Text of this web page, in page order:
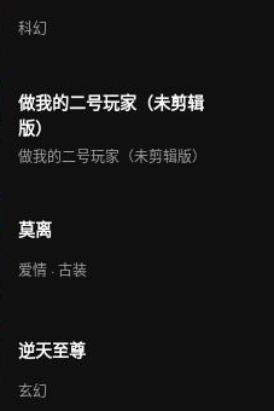
科幻
做我的二号玩家（未剪辑
版）
做我的二号玩家（未剪辑版）
莫离
爱情 · 古装
逆天至尊
玄幻